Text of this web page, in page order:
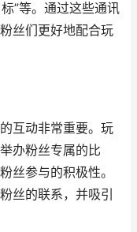
”等。通过这些通讯
丝们更好地配合玩
互动非常重要。玩
办粉丝专属的比
丝参与的积极性。
丝的联系，并吸引